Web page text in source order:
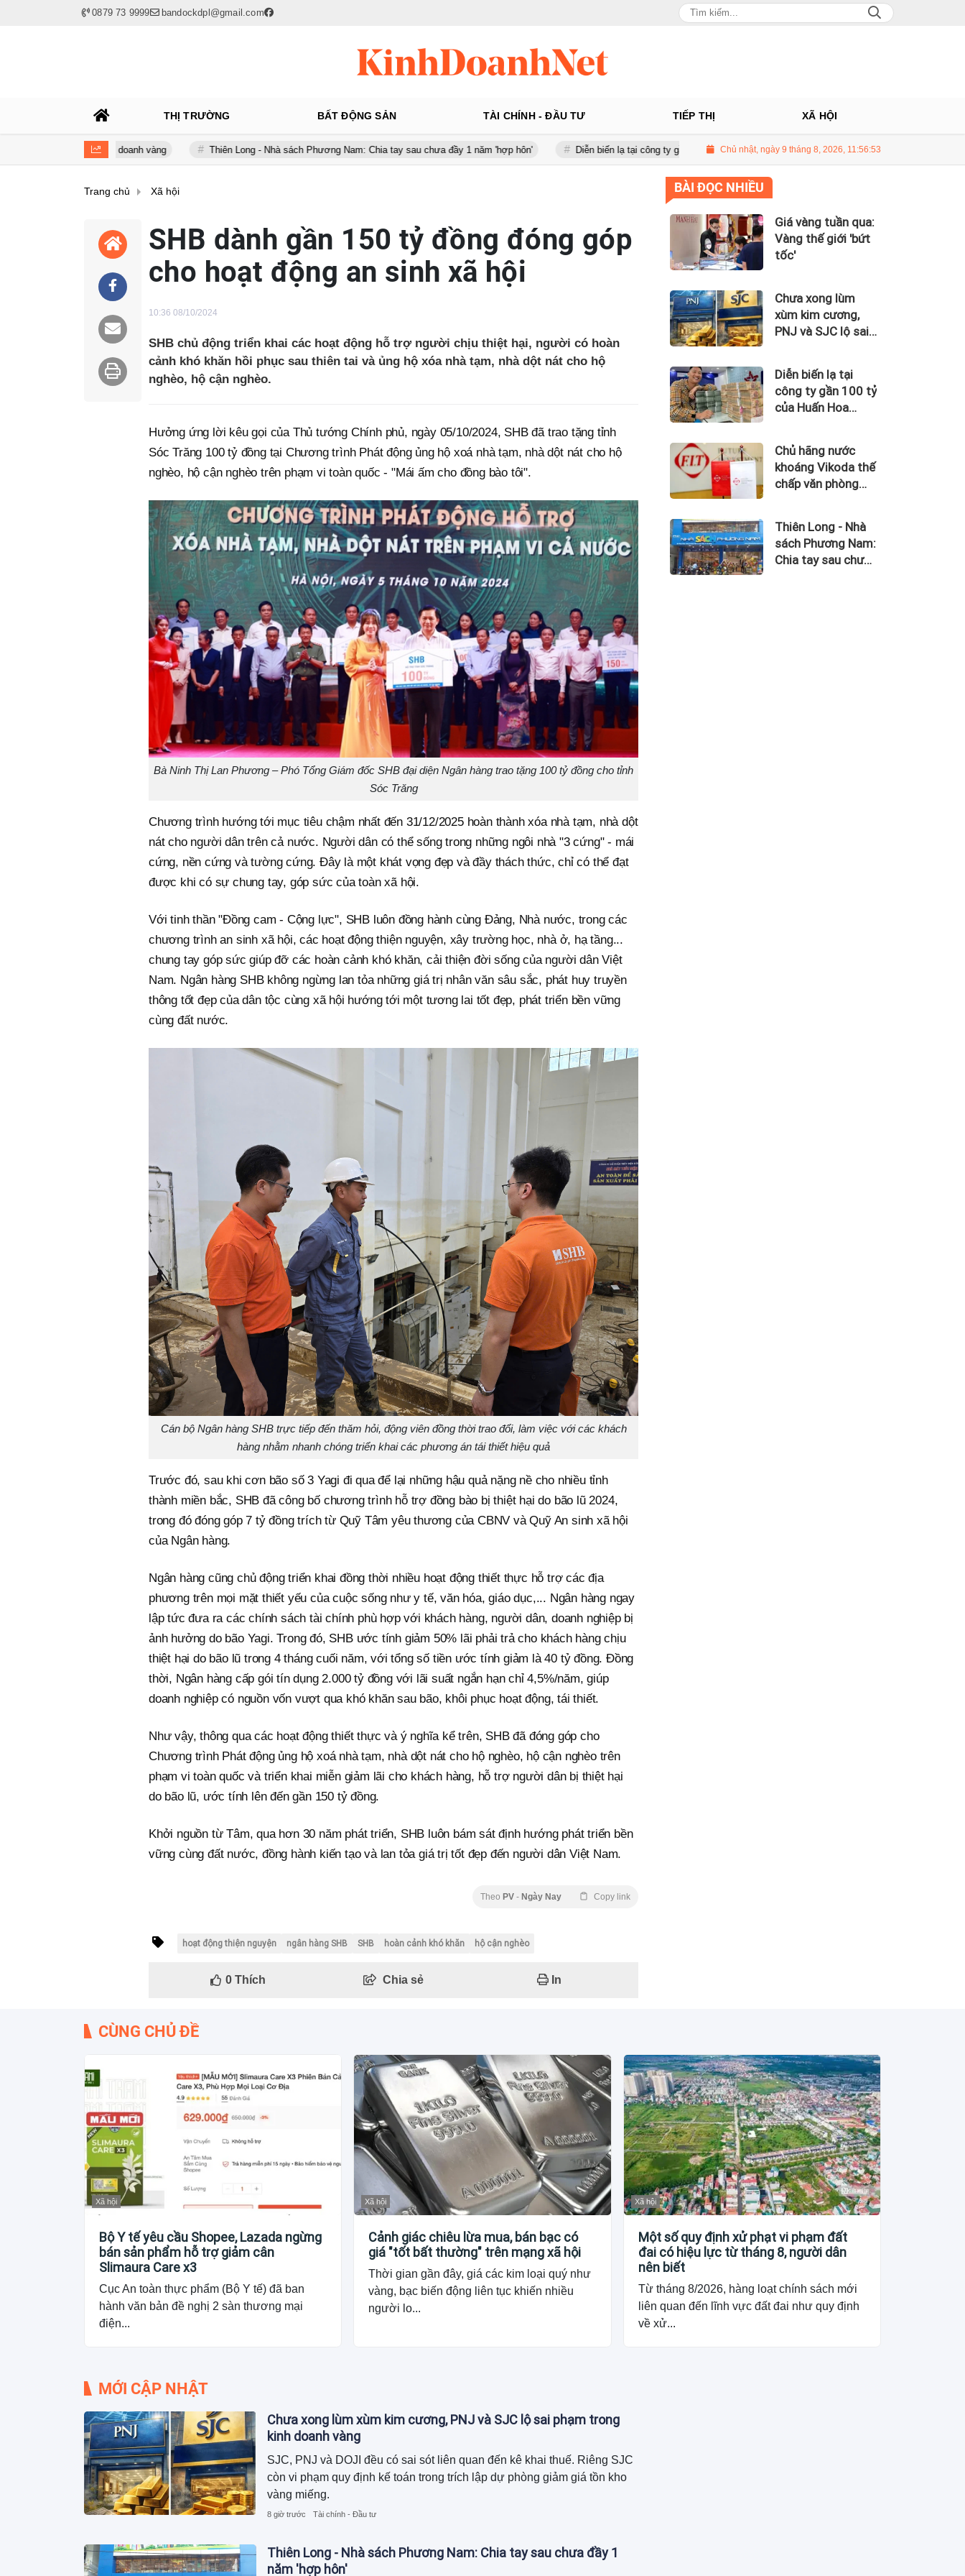
0879 73 9999 bandockdpl@gmail.com
THỊ TRƯỜNG BẤT ĐỘNG SẢN TÀI CHÍNH - ĐẦU TƯ TIẾP THỊ XÃ HỘI
trong kinh doanh vàng Thiên Long - Nhà sách Phương Nam: Chia tay sau chưa đầy 1 năm 'hợp hôn' Diễn biến lạ tại công ty gần 100 tỷ của Huấn Hoa Hồng Giá vàng tuần qua: Vàng thế giới 'bứt tốc'
Chủ nhật, ngày 9 tháng 8, 2026, 11:56:54
Trang chủ Xã hội
SHB dành gần 150 tỷ đồng đóng góp
cho hoạt động an sinh xã hội
10:36 08/10/2024
SHB chủ động triển khai các hoạt động hỗ trợ người chịu thiệt hại, người có hoàn
cảnh khó khăn hồi phục sau thiên tai và ủng hộ xóa nhà tạm, nhà dột nát cho hộ
nghèo, hộ cận nghèo.
Hưởng ứng lời kêu gọi của Thủ tướng Chính phủ, ngày 05/10/2024, SHB đã trao tặng tỉnh
Sóc Trăng 100 tỷ đồng tại Chương trình Phát động ủng hộ xoá nhà tạm, nhà dột nát cho hộ
nghèo, hộ cận nghèo trên phạm vi toàn quốc - "Mái ấm cho đồng bào tôi".
Bà Ninh Thị Lan Phương – Phó Tổng Giám đốc SHB đại diện Ngân hàng trao tặng 100 tỷ đồng cho tỉnh
Sóc Trăng
Chương trình hướng tới mục tiêu chậm nhất đến 31/12/2025 hoàn thành xóa nhà tạm, nhà dột
nát cho người dân trên cả nước. Người dân có thể sống trong những ngôi nhà "3 cứng" - mái
cứng, nền cứng và tường cứng. Đây là một khát vọng đẹp và đầy thách thức, chỉ có thể đạt
được khi có sự chung tay, góp sức của toàn xã hội.
Với tinh thần "Đồng cam - Cộng lực", SHB luôn đồng hành cùng Đảng, Nhà nước, trong các
chương trình an sinh xã hội, các hoạt động thiện nguyện, xây trường học, nhà ở, hạ tầng...
chung tay góp sức giúp đỡ các hoàn cảnh khó khăn, cải thiện đời sống của người dân Việt
Nam. Ngân hàng SHB không ngừng lan tỏa những giá trị nhân văn sâu sắc, phát huy truyền
thông tốt đẹp của dân tộc cùng xã hội hướng tới một tương lai tốt đẹp, phát triển bền vững
cùng đất nước.
Cán bộ Ngân hàng SHB trực tiếp đến thăm hỏi, động viên đồng thời trao đổi, làm việc với các khách
hàng nhằm nhanh chóng triển khai các phương án tái thiết hiệu quả
Trước đó, sau khi cơn bão số 3 Yagi đi qua để lại những hậu quả nặng nề cho nhiều tỉnh
thành miền bắc, SHB đã công bố chương trình hỗ trợ đồng bào bị thiệt hại do bão lũ 2024,
trong đó đóng góp 7 tỷ đồng trích từ Quỹ Tâm yêu thương của CBNV và Quỹ An sinh xã hội
của Ngân hàng.
Ngân hàng cũng chủ động triển khai đồng thời nhiều hoạt động thiết thực hỗ trợ các địa
phương trên mọi mặt thiết yếu của cuộc sống như y tế, văn hóa, giáo dục,... Ngân hàng ngay
lập tức đưa ra các chính sách tài chính phù hợp với khách hàng, người dân, doanh nghiệp bị
ảnh hưởng do bão Yagi. Trong đó, SHB ước tính giảm 50% lãi phải trả cho khách hàng chịu
thiệt hại do bão lũ trong 4 tháng cuối năm, với tổng số tiền ước tính giảm là 40 tỷ đồng. Đồng
thời, Ngân hàng cấp gói tín dụng 2.000 tỷ đồng với lãi suất ngắn hạn chỉ 4,5%/năm, giúp
doanh nghiệp có nguồn vốn vượt qua khó khăn sau bão, khôi phục hoạt động, tái thiết.
Như vậy, thông qua các hoạt động thiết thực và ý nghĩa kể trên, SHB đã đóng góp cho
Chương trình Phát động ủng hộ xoá nhà tạm, nhà dột nát cho hộ nghèo, hộ cận nghèo trên
phạm vi toàn quốc và triển khai miễn giảm lãi cho khách hàng, hỗ trợ người dân bị thiệt hại
do bão lũ, ước tính lên đến gần 150 tỷ đồng.
Khởi nguồn từ Tâm, qua hơn 30 năm phát triển, SHB luôn bám sát định hướng phát triển bền
vững cùng đất nước, đồng hành kiến tạo và lan tỏa giá trị tốt đẹp đến người dân Việt Nam.
Theo PV - Ngày Nay Copy link
hoạt động thiện nguyện ngân hàng SHB SHB hoàn cảnh khó khăn hộ cận nghèo
0Thích Chia sẻ In
BÀI ĐỌC NHIỀU
Giá vàng tuần qua:
Vàng thế giới 'bứt
tốc'
Chưa xong lùm
xùm kim cương,
PNJ và SJC lộ sai
doanh vàng
Diễn biến lạ tại
công ty gần 100 tỷ
của Huấn Hoa
Chủ hãng nước
khoáng Vikoda thế
chấp văn phòng
doanh thua lỗ
Thiên Long - Nhà
sách Phương Nam:
Chia tay sau chưa
CÙNG CHỦ ĐỀ
Xã hội
Bộ Y tế yêu cầu Shopee, Lazada ngừng
bán sản phẩm hỗ trợ giảm cân
Slimaura Care x3
Cục An toàn thực phẩm (Bộ Y tế) đã ban
hành văn bản đề nghị 2 sàn thương mại
điện...
Xã hội
Cảnh giác chiêu lừa mua, bán bạc có
giá "tốt bất thường" trên mạng xã hội
Thời gian gần đây, giá các kim loại quý như
vàng, bạc biến động liên tục khiến nhiều
người lo...
Xã hội
Một số quy định xử phạt vi phạm đất
đai có hiệu lực từ tháng 8, người dân
nên biết
Từ tháng 8/2026, hàng loạt chính sách mới
liên quan đến lĩnh vực đất đai như quy định
về xử...
MỚI CẬP NHẬT
Chưa xong lùm xùm kim cương, PNJ và SJC lộ sai phạm trong
kinh doanh vàng
SJC, PNJ và DOJI đều có sai sót liên quan đến kê khai thuế. Riêng SJC
còn vi phạm quy định kế toán trong trích lập dự phòng giảm giá tồn kho
vàng miếng.
8 giờ trước Tài chính - Đầu tư
Thiên Long - Nhà sách Phương Nam: Chia tay sau chưa đầy 1
năm 'hợp hôn'